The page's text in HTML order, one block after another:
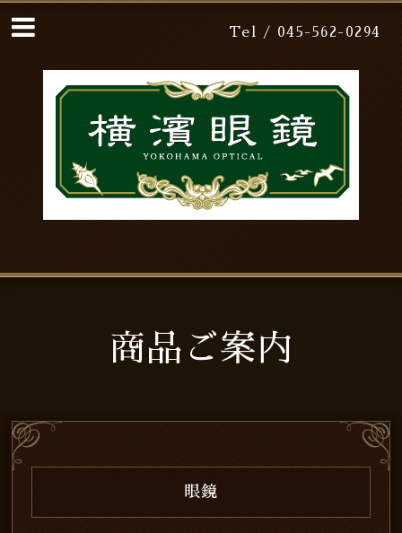
Tel / 045-562-0294
商品ご案内
眼鏡